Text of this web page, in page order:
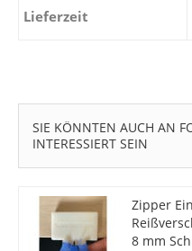
Lieferzeit
SIE KÖNNTEN AUCH AN
INTERESSIERT SEIN
Zipper
8 mm